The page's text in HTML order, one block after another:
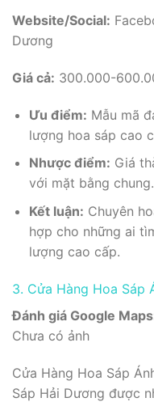
Website/Social:
Dương
Giá cả: 300.000-
Ưu điểm: Mẫu mã
lượng hoa sáp cao
Nhược điểm: Giá
với mặt bằng chung.
Kết luận: Chuyên
hợp cho những ai
lượng cao cấp.
3. Cửa Hàng Hoa Sáp
Đánh giá Google
Chưa có ảnh
Cửa Hàng Hoa Sáp
Sáp Hải Dương được